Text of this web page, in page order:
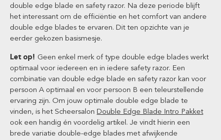
double edge blade en safety razor. Na deze periode blijft
het interessant om de efficiëntie en het comfort van andere
double edge blades te ervaren. Dit ten opzichte van je
eerder gekozen basismesje.
Let op! Geen enkel merk of type double edge blades werkt
optimaal voor iedereen en in iedere safety razor. Een
combinatie van double edge blade en safety razor kan voor
persoon A optimaal en voor persoon B een teleurstellende
ervaring zijn. Om jouw optimale double edge blade te
vinden, is het Scheersalon Double Edge Blade Intro Pakket
ook een handig én voordelig artikel. Je vindt hierin een
brede variatie double-edge blades met afwijkende